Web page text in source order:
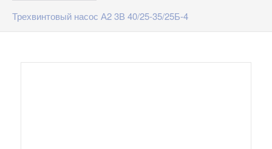
Трехвинтовый насос А2 3В 40/25-35/25Б-4